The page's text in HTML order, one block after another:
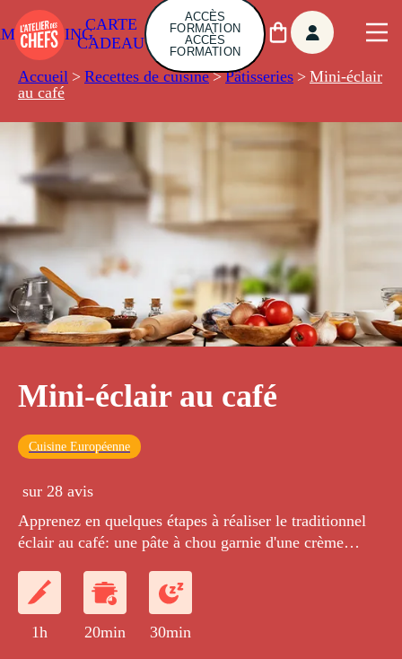
CARTE
CADEAU
ACCÈS
FORMATION
ACCÈS
FORMATION
Accueil > Recettes de cuisine > Pâtisseries > Mini-éclair
au café
Mini-éclair au café
Cuisine Européenne
sur 28 avis
Apprenez en quelques étapes à réaliser le traditionnel
éclair au café: une pâte à chou garnie d'une crème
1h 20min 30min